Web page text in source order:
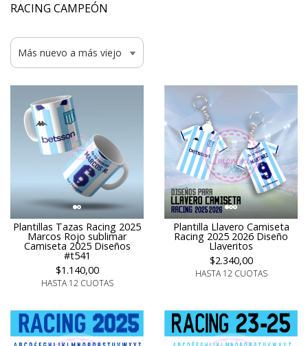
RACING CAMPEÓN
Plantillas Tazas Racing 2025
Marcos Rojo sublimar
Camiseta 2025 Diseños
#t541
$1.140,00
HASTA 12 CUOTAS
Plantilla Llavero Camiseta
Racing 2025 2026 Diseño
Llaveritos
$2.340,00
HASTA 12 CUOTAS